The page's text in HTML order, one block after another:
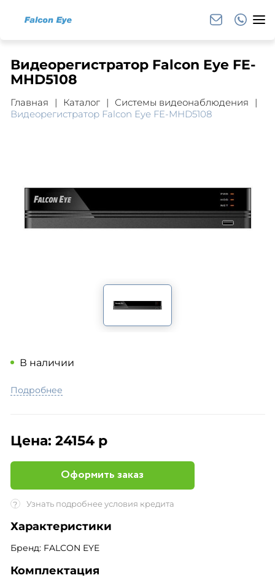
Видеорегистратор Falcon Eye FE-
MHD5108
Главная Каталог
Системы видеонаблюдения
Видеорегистратор Falcon Eye FE-MHD5108
В наличии
Подробнее
Цена: 24154 р
Оформить заказ
? Узнать подробнее условия кредита
Характеристики
Бренд: FALCON EYE
Комплектация